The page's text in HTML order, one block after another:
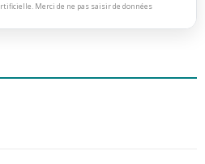
Merci de ne pas saisir de données